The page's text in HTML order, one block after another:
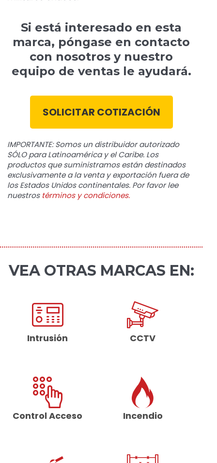
Si está interesado en esta
marca, póngase en contacto
con nosotros y nuestro
equipo de ventas le ayudará.
SOLICITAR COTIZACIÓN
IMPORTANTE: Somos un distribuidor autorizado
SÓLO para Latinoamérica y el Caribe. Los
productos que suministramos están destinados
exclusivamente a la venta y exportación fuera de
los Estados Unidos continentales. Por favor lee
nuestros términos y condiciones.
VEA OTRAS MARCAS EN:
Intrusión CCTV
Control Acceso Incendio